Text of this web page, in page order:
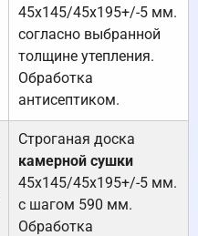
45х145/45х195+/-5 мм.
согласно выбранной
толщине утепления.
Обработка
антисептиком.
Строганая доска
камерной сушки
45х145/45х195+/-5 мм.
с шагом 590 мм.
Обработка